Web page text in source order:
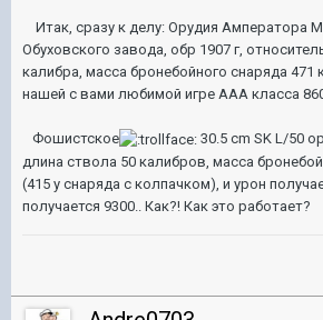
Итак, сразу к делу: Орудия Амператора
Обуховского завода, обр 1907 г,
калибра, масса бронебойного снаряда 471
нашей с вами любимой игре ААА клаcса
Фошистское
30.5 cm SK L/50
длина ствола 50 калибров, масса
(415 у снаряда с колпачком), и урон
получается 9300.. Как?! Как это работает?